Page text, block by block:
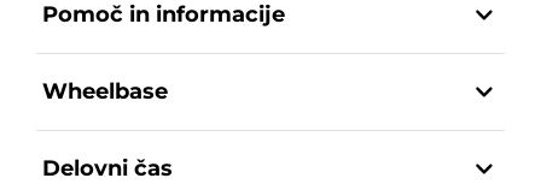
Pomoč in informacije
Wheelbase
Delovni čas